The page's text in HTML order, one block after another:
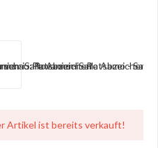
Artikel ist bereits verkauft!